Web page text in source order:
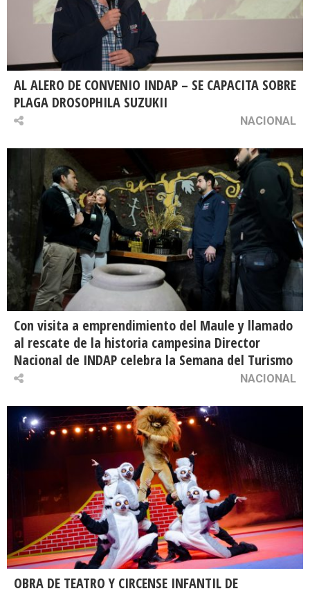
AL ALERO DE CONVENIO INDAP – SE CAPACITA SOBRE
PLAGA DROSOPHILA SUZUKII
NACIONAL
Con visita a emprendimiento del Maule y llamado
al rescate de la historia campesina Director
Nacional de INDAP celebra la Semana del Turismo
NACIONAL
OBRA DE TEATRO Y CIRCENSE INFANTIL DE